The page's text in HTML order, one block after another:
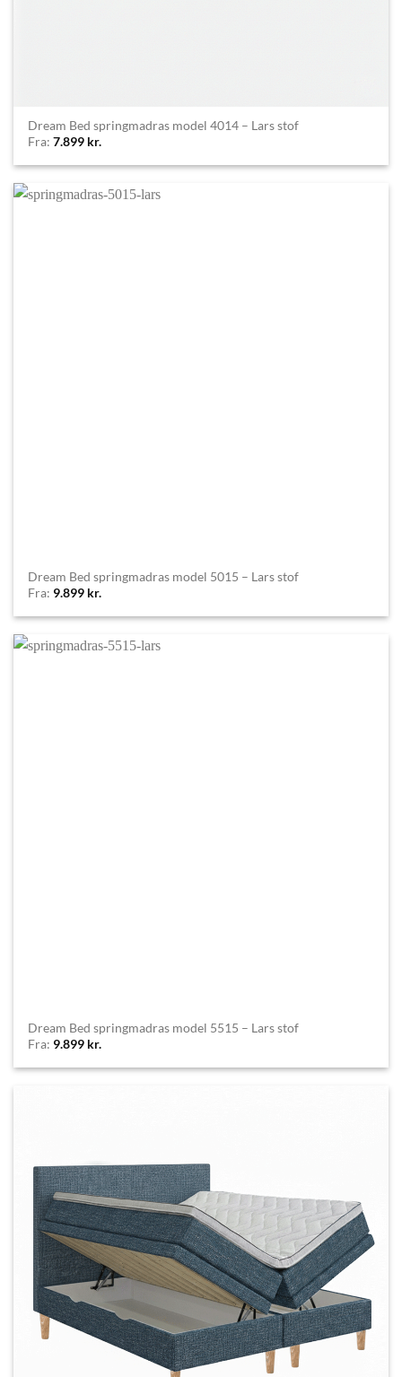
Dream Bed springmadras model 4014 – Lars stof
Fra:7.899 kr.
Dream Bed springmadras model 5015 – Lars stof
Fra: 9.899 kr.
Dream Bed springmadras model 5515 – Lars stof
Fra: 9.899 kr.